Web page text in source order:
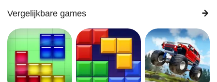
Vergelijkbare games